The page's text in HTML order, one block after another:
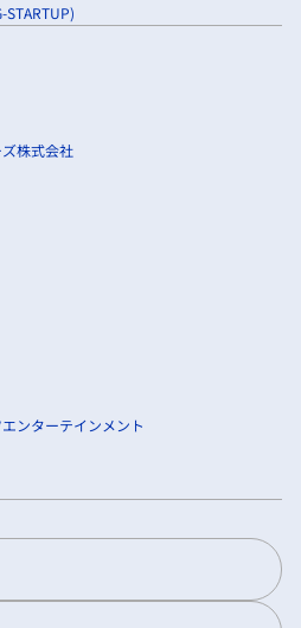
株式会社
ンターテインメント